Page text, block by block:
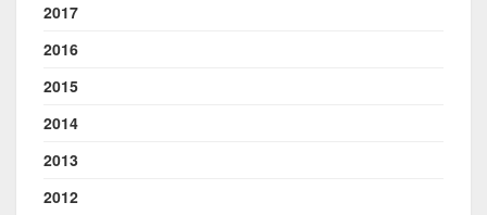
2017
2016
2015
2014
2013
2012